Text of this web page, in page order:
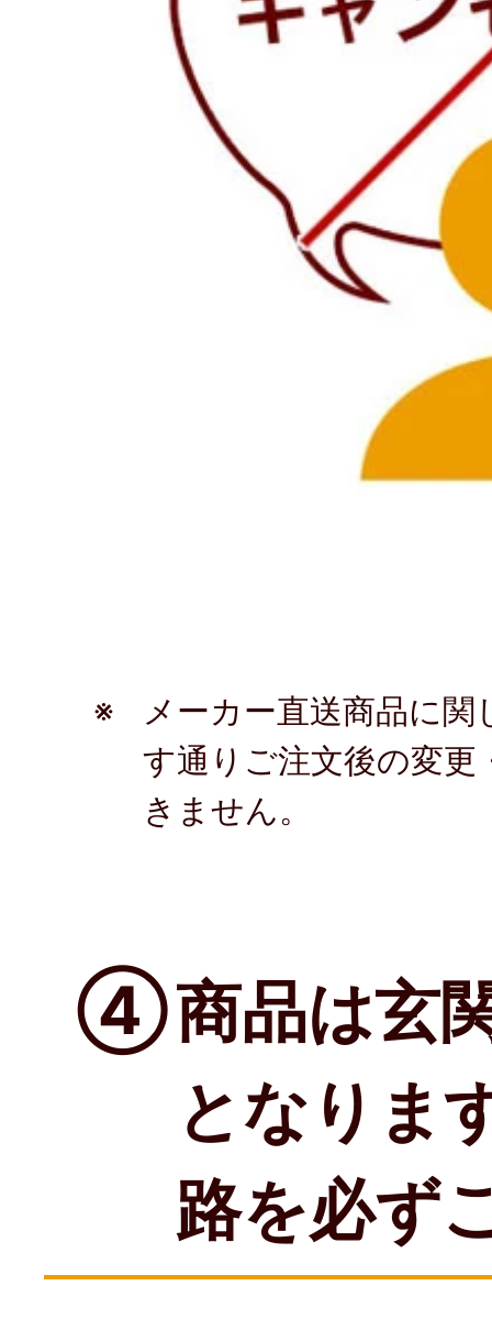
※
メーカー直送商品に
す通りご注文後の変
きません。
④商品は玄
となりま
路を必ず